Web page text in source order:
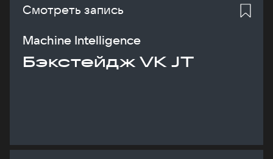
Смотреть запись
Machine Intelligence
Бэкстейдж VK JT